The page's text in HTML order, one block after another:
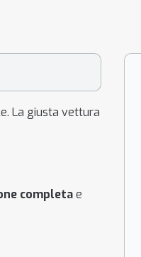
La giusta vettura
completae